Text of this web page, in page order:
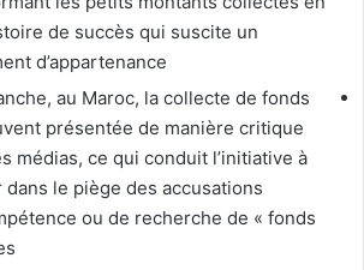
de succès qui suscite un
d’appartenance.
au Maroc, la collecte de fonds
présentée de manière critique
médias, ce qui conduit l’initiative à
dans le piège des accusations
ou de recherche de « fonds